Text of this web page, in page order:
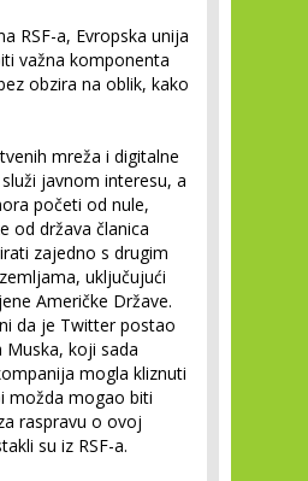
RSF-a, Evropska unija
važna komponenta
obzira na oblik, kako
mreža i digitalne
javnom interesu, a
početi od nule,
od država članica
zajedno s drugim
uključujući
Američke Države.
da je Twitter postao
Muska, koji sada
mogla kliznuti
možda mogao biti
raspravu o ovoj
su iz RSF-a.